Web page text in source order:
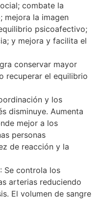
combate la
mejora la imagen
psicoafectivo;
y mejora y facilita el
conservar mayor
recuperar el equilibrio
y los
disminuye. Aumenta
mejor a los
personas
de reacción y la
: Se controla los
arterias reduciendo
El volumen de sangre